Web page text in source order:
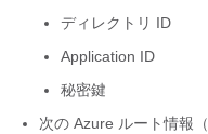
ディレクトリ ID
Application ID
秘密鍵
次の Azure ルート情報（